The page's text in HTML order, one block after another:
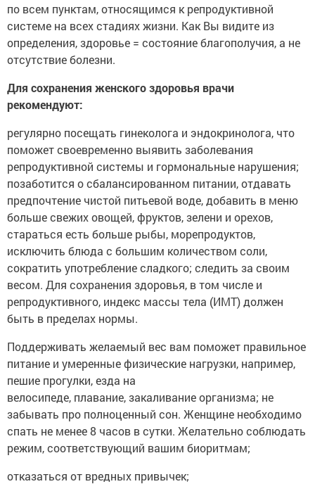
по всем пунктам, относящимся к репродуктивной
системе на всех стадиях жизни. Как Вы видите из
определения, здоровье = состояние благополучия, а не
отсутствие болезни.
Для сохранения женского здоровья врачи
рекомендуют:
регулярно посещать гинеколога и эндокринолога, что
поможет своевременно выявить заболевания
репродуктивной системы и гормональные нарушения;
позаботится о сбалансированном питании, отдавать
предпочтение чистой питьевой воде, добавить в меню
больше свежих овощей, фруктов, зелени и орехов,
стараться есть больше рыбы, морепродуктов,
исключить блюда с большим количеством соли,
сократить употребление сладкого; следить за своим
весом. Для сохранения здоровья, в том числе и
репродуктивного, индекс массы тела (ИМТ) должен
быть в пределах нормы.
Поддерживать желаемый вес вам поможет правильное
питание и умеренные физические нагрузки, например,
пешие прогулки, езда на
велосипеде, плавание, закаливание организма; не
забывать про полноценный сон. Женщине необходимо
спать не менее 8 часов в сутки. Желательно соблюдать
режим, соответствующий вашим биоритмам;
отказаться от вредных привычек;